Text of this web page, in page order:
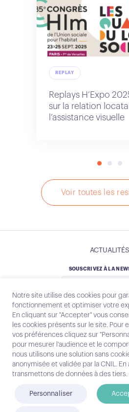
REPLAY
Replays H’Expo
sur la relation
l’assistance visuelle
Voir toutes les
ACTUALITÉS
SOUSCRIVEZ À LA
Contact
© Conecteo
Notre site utilise des cookies pour
fonctionnement et optimiser votre
En cliquant sur "Accepter" vous
les cookies présents sur le site. Pour
vos préférences cliquez sur
pour mesurer l'audience et le
nous utilisons une solution sans
anonymisée et validée par la CNIL.
transmettons de données à des tiers.
Personnaliser